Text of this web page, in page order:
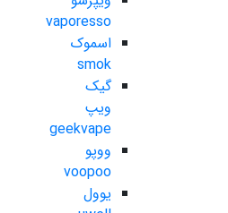
vaporesso
اسموک
smok
گیک
ویپ
geekvape
ووپو
voopoo
یوول